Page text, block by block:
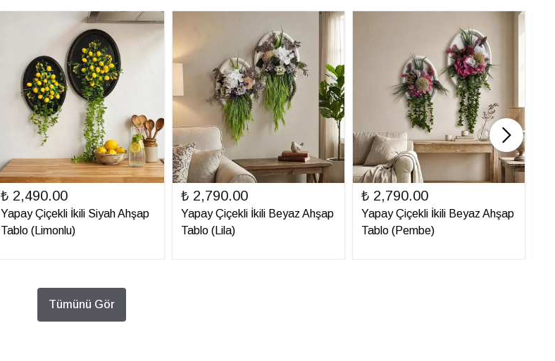
₺ 2,490.00
Yapay Çiçekli İkili Siyah Ahşap
Tablo (Limonlu)
₺ 2,790.00
Yapay Çiçekli İkili Beyaz Ahşap
Tablo (Lila)
₺ 2,790.00
Yapay Çiçekli İkili Beyaz Ahşap
Tablo (Pembe)
Tümünü Gör